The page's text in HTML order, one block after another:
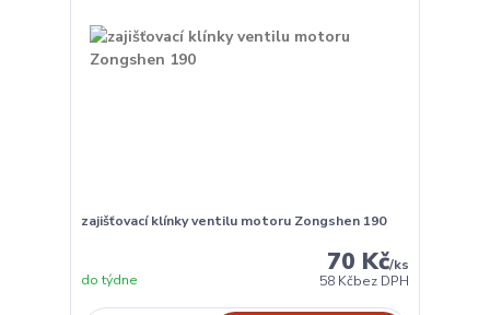
zajišťovací klínky ventilu motoru Zongshen 190
70 Kč/ks
58 Kčbez DPH
do týdne